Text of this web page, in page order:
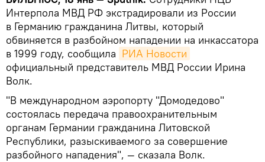
Интерпола МВД РФ экстрадировали из России
в Германию гражданина Литвы, который
обвиняется в разбойном нападении на инкассатора
в 1999 году, сообщила РИА Новости
официальный представитель МВД России Ирина
Волк.
"В международном аэропорту "Домодедово"
состоялась передача правоохранительным
органам Германии гражданина Литовской
Республики, разыскиваемого за совершение
разбойного нападения", — сказала Волк.